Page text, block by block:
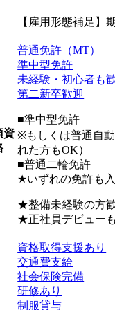
【雇用形態補足】
資
普通免許（MT）
準中型免許
未経験・初心者も
第二新卒歓迎
■準中型免許
※もしくは普通自
れた方もOK）
■普通二輪免許
★いずれの免許も
★整備未経験の方歓
★正社員デビュー
資格取得支援あり
交通費支給
社会保険完備
研修あり
制服貸与